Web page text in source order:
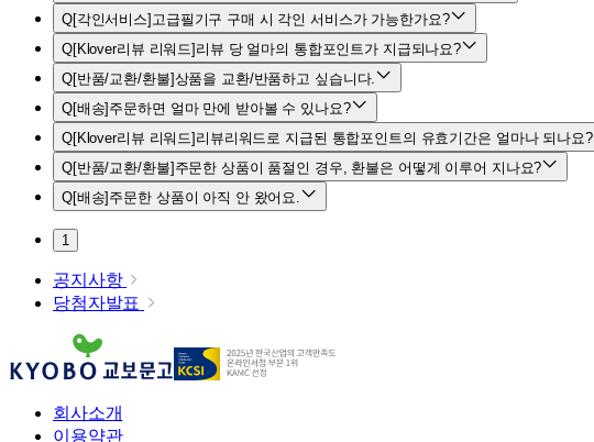
Q[각인서비스]고급필기구 구매 시 각인 서비스가 가능한가요?
Q[Klover리뷰 리워드]리뷰 당 얼마의 통합포인트가 지급되나요?
Q[반품/교환/환불]상품을 교환/반품하고 싶습니다.
Q[배송]주문하면 얼마 만에 받아볼 수 있나요?
Q[Klover리뷰 리워드]리뷰리워드로 지급된 통합포인트의 유효기간은 얼마나 되나요?
Q[반품/교환/환불]주문한 상품이 품절인 경우, 환불은 어떻게 이루어 지나요?
Q[배송]주문한 상품이 아직 안 왔어요.
1
공지사항
당첨자발표
회사소개
이용약관